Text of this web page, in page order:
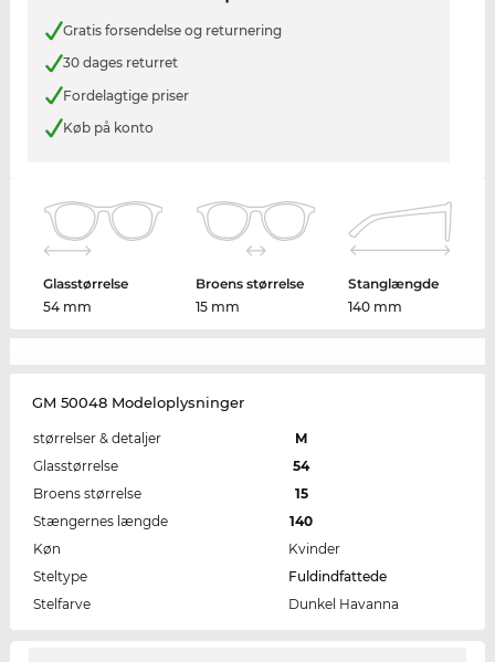
Gratis forsendelse og returnering
30 dages returret
Fordelagtige priser
Køb på konto
Glasstørrelse
54 mm
Broens størrelse
15 mm
Stanglængde
140 mm
GM 50048 Modeloplysninger
størrelser & detaljer
M
Glasstørrelse
54
Broens størrelse
15
Stængernes længde
140
Køn
Kvinder
Steltype
Fuldindfattede
Stelfarve
Dunkel Havanna